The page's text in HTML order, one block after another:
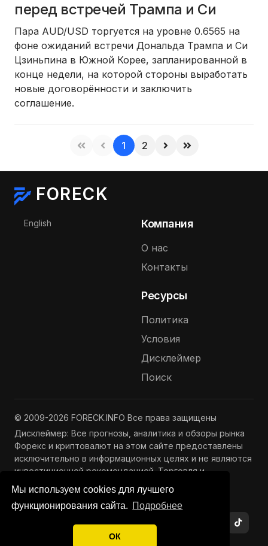
Мы используем cookies для лучшего
функционирования сайта. Подробнее
ОК
перед встречей Трампа и Си
Пара AUD/USD торгуется на уровне 0.6565 на
фоне ожиданий встречи Дональда Трампа и Си
Цзиньпина в Южной Корее, запланированной в
конце недели, на которой стороны выработать
новые договорённости и заключить
соглашение.
1 2
FORECK
Выберите язык
English Компания
О нас
Контакты
Ресурсы
Политика
Условия
Дисклеймер
Поиск
© 2009-2026 FORECK.INFO Все права защищены
Дисклеймер: Все прогнозы, аналитика и обзоры рынка
Форекс и криптовалют на этом сайте предоставлены
исключительно в информационных целях и не являются
инвестиционной рекомендацией. Торговля и
инвестиции связаны с риском потери капитала.
Подробнее —Полный дисклеймер